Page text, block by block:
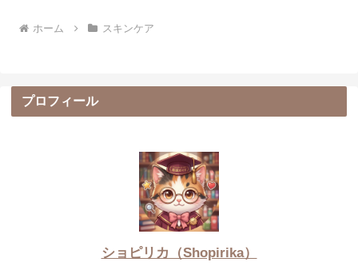
ホーム スキンケア
プロフィール
ショピリカ（Shopirika）